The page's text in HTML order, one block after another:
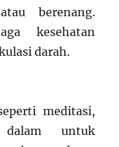
berenang.
kesehatan
darah.
meditasi,
untuk